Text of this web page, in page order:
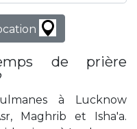
de prière
à Lucknow
Maghrib et Isha'a.